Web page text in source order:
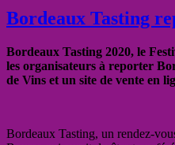
Bordeaux Tasting
Bordeaux Tasting 2020, le
les organisateurs à reporter
de Vins et un site de vente en
Bordeaux Tasting, un rendez-